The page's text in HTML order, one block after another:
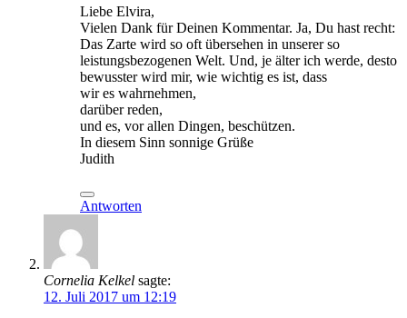
Liebe Elvira,
Vielen Dank für Deinen Kommentar. Ja, Du hast recht:
Das Zarte wird so oft übersehen in unserer so
leistungsbezogenen Welt. Und, je älter ich werde, desto
bewusster wird mir, wie wichtig es ist, dass
wir es wahrnehmen,
darüber reden,
und es, vor allen Dingen, beschützen.
In diesem Sinn sonnige Grüße
Judith
Antworten
Cornelia Kelkel sagte:
12. Juli 2017 um 12:19